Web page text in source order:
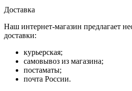
Доставка
Наш интернет-магазин предлагает
доставки:
курьерская;
самовывоз из магазина;
постаматы;
почта России.